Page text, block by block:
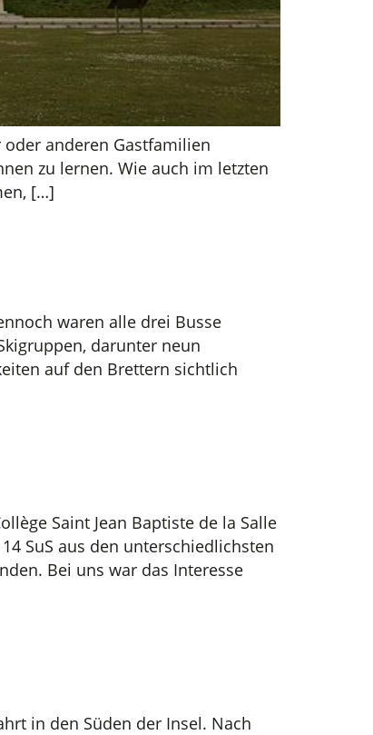
anderen Gastfamilien
zu lernen. Wie auch im letzten
[…]
waren alle drei Busse
darunter neun
auf den Brettern sichtlich
Saint Jean Baptiste de la Salle
SuS aus den unterschiedlichsten
Bei uns war das Interesse
in den Süden der Insel. Nach